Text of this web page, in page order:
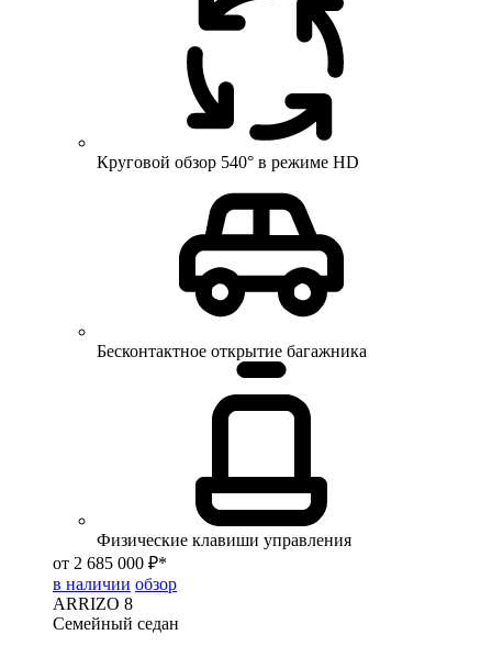
Круговой обзор 540° в режиме HD
Бесконтактное открытие багажника
Физические клавиши управления
от 2 685 000 ₽*
в наличии обзор
ARRIZO 8
Семейный седан